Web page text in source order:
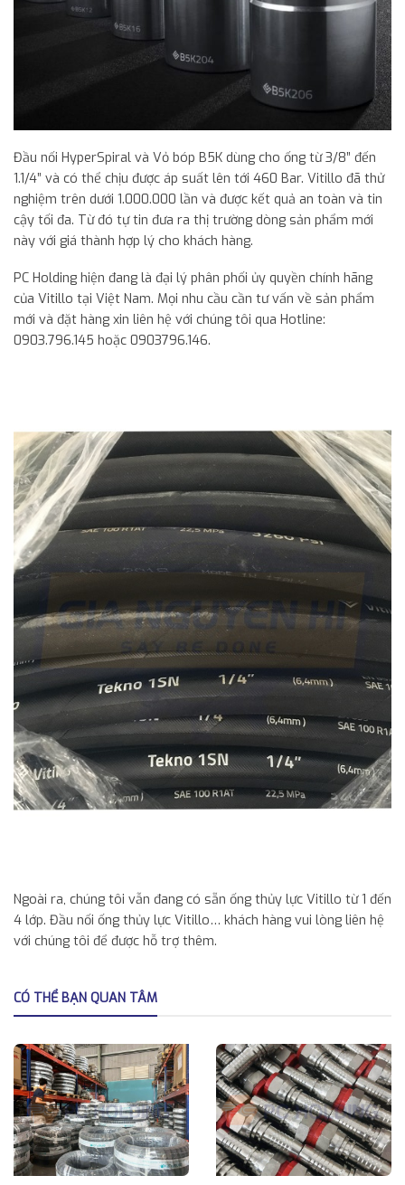
Đầu nối HyperSpiral và Vỏ bóp B5K dùng cho ống từ 3/8” đến
1.1/4” và có thể chịu được áp suất lên tới 460 Bar. Vitillo đã thử
nghiệm trên dưới 1.000.000 lần và được kết quả an toàn và tin
cậy tối đa. Từ đó tự tin đưa ra thị trường dòng sản phẩm mới
này với giá thành hợp lý cho khách hàng.
PC Holding hiện đang là đại lý phân phối ủy quyền chính hãng
của Vitillo tại Việt Nam. Mọi nhu cầu cần tư vấn về sản phẩm
mới và đặt hàng xin liên hệ với chúng tôi qua Hotline:
0903.796.145 hoặc 0903796.146.
Ngoài ra, chúng tôi vẫn đang có sẵn ống thủy lực Vitillo từ 1 đến
4 lớp. Đầu nối ống thủy lực Vitillo… khách hàng vui lòng liên hệ
với chúng tôi để được hỗ trợ thêm.
CÓ THỂ BẠN QUAN TÂM